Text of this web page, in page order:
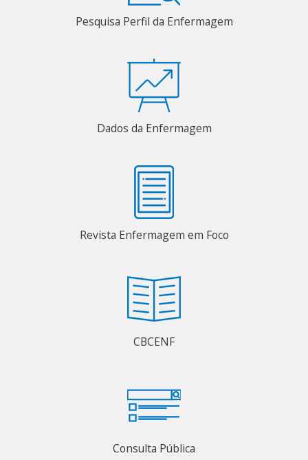
Pesquisa Perfil da Enfermagem
Dados da Enfermagem
Revista Enfermagem em Foco
CBCENF
Consulta Pública